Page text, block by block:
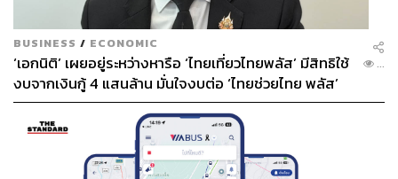
BUSINESS / ECONOMIC
‘เอกนิติ’ เผยอยู่ระหว่างหารือ ‘ไทยเที่ยวไทยพลัส’ มีสิทธิใช้
งบจากเงินกู้ 4 แสนล้าน มั่นใจงบต่อ ‘ไทยช่วยไทย พลัส’
เฟส 2 มีเพียงพอ
...